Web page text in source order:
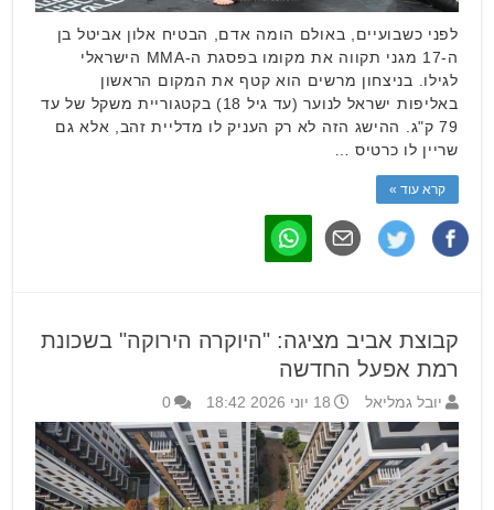
לפני כשבועיים, באולם הומה אדם, הבטיח אלון אביטל בן
ה-17 מגני תקווה את מקומו בפסגת ה-MMA הישראלי
לגילו. בניצחון מרשים הוא קטף את המקום הראשון
באליפות ישראל לנוער (עד גיל 18) בקטגוריית משקל של עד
79 ק"ג. ההישג הזה לא רק העניק לו מדליית זהב, אלא גם
שריין לו כרטיס …
קרא עוד »
קבוצת אביב מציגה: "היוקרה הירוקה" בשכונת
רמת אפעל החדשה
יובל גמליאל 18 יוני 2026 18:42 0